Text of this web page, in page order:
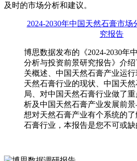
及时的市场分析和建议。
2024-2030年中国天然石膏市
究报告
博思数据发布的《2024-2030年
分析与投资前景研究报告》介
关概述、中国天然石膏产业运
天然石膏行业的现状、中国天
局、对中国天然石膏行业做了
析及中国天然石膏产业发展前
想对天然石膏产业有个系统的
石膏行业，本报告是您不可或缺